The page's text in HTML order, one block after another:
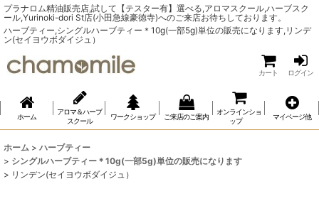
プラナロム精油販売店,試して【テスター有】選べる,アロマスクール,ハーブスク
ール,Yurinoki-dori St店(小田急線豪徳寺)へのご来店お待ちしております。
ハーブティー,シングルハーブティー＊10g(一部5g)単位の販売になります,リンデ
ン(セイヨウボダイジュ）
カート ログイン
ホーム
アロマ＆ハーブ
スクール
ワークショップ ご来店のご案内
オンラインショ
ップ
マイページ他
ホーム > ハーブティー
> シングルハーブティー＊10g(一部5g)単位の販売になります
> リンデン(セイヨウボダイジュ）